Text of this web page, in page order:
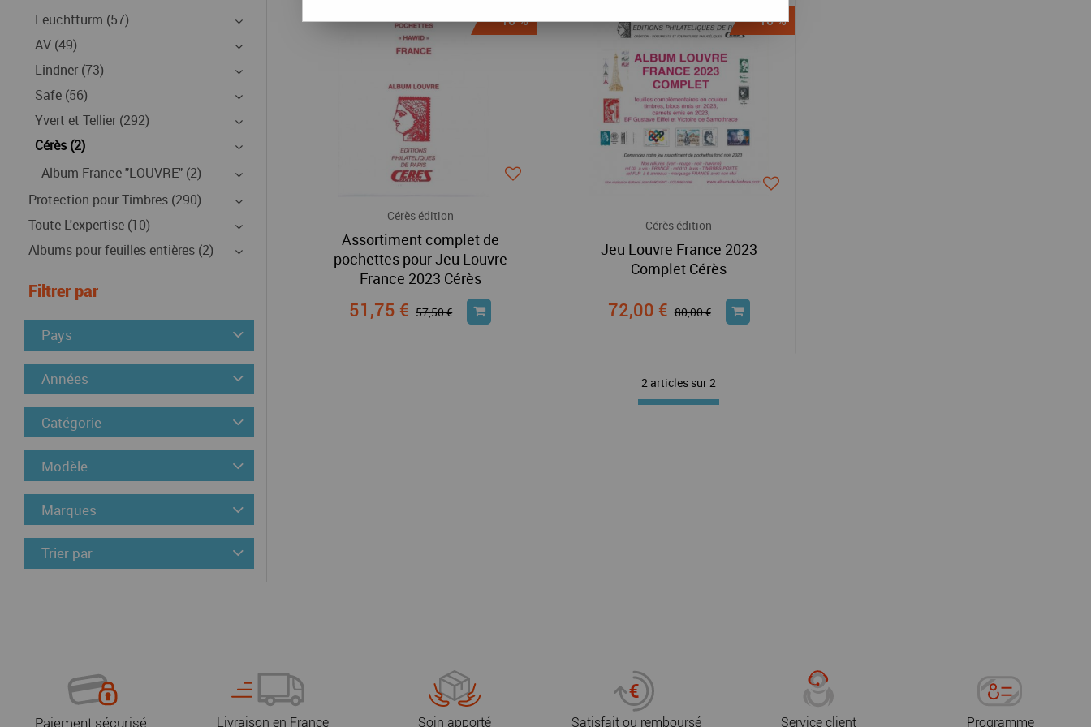
Leuchtturm (57)
AV (49)
Lindner (73)
Safe (56)
Yvert et Tellier (292)
Cérès (2)
Album France "LOUVRE" (2)
Protection pour Timbres (290)
Toute L'expertise (10)
Albums pour feuilles entières (2)
Filtrer par
Pays
Années
Catégorie
Modèle
Marques
Trier par
-10 %
Cérès édition
Assortiment complet de
pochettes pour Jeu Louvre
France 2023 Cérès
51,75 € 57,50 €
-10 %
Cérès édition
Jeu Louvre France 2023
Complet Cérès
72,00 € 80,00 €
2 articles sur2
Paiement sécurisé Livraison en France Soin apporté Satisfait ou remboursé Service client Programme